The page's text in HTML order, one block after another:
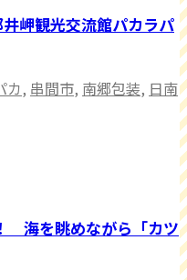
岬観光交流館パカラパ
カ, 串間市, 南郷包装, 日南
海を眺めながら「カツ